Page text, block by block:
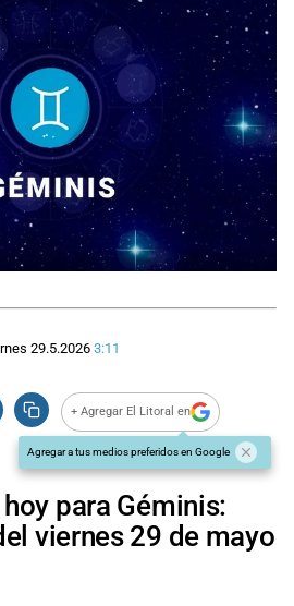
29.5.2026 3:11
+ Agregar El Litoral en
Agregar a tus medios preferidos en Google
para Géminis:
viernes 29 de mayo